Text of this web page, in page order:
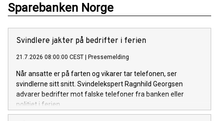
Sparebanken Norge
Svindlere jakter på bedrifter i ferien
21.7.2026 08:00:00 CEST | Pressemelding
Når ansatte er på farten og vikarer tar telefonen, ser
svindlerne sitt snitt. Svindelekspert Ragnhild Georgsen
advarer bedrifter mot falske telefoner fra banken eller
politiet i ferien.